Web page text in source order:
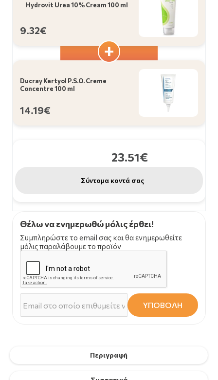
Περιγραφή
Hydrovit Urea 10% Cream 100 ml
9.32€
Ducray Kertyol P.S.O. Creme
Concentre 100 ml
14.19€
23.51€
Σύντομα κοντά σας
Θέλω να ενημερωθώ μόλις έρθει!
Συμπληρώστε το email σας και θα ενημερωθείτε
μόλις παραλάβουμε το προϊόν
ΥΠΟΒΟΛΗ